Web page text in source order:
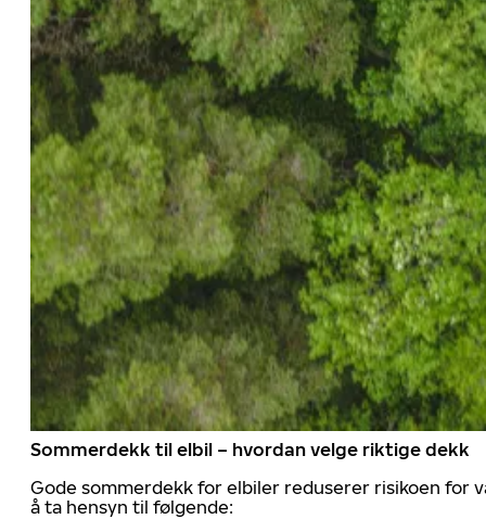
Sommerdekk til elbil – hvordan velge riktige dekk
Gode sommerdekk for elbiler reduserer risikoen for
å ta hensyn til følgende: